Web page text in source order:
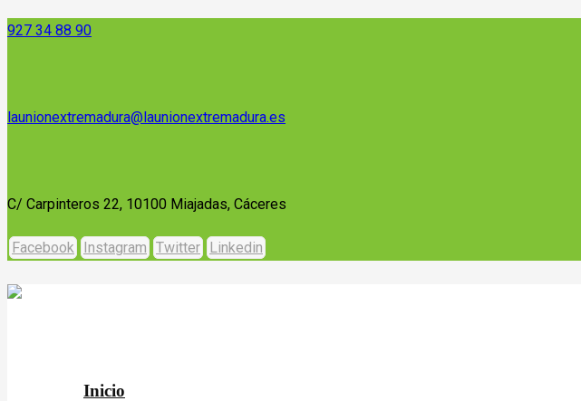
927 34 88 90
launionextremadura@launionextremadura.es
C/ Carpinteros 22, 10100 Miajadas, Cáceres
Facebook Instagram Twitter Linkedin
Inicio